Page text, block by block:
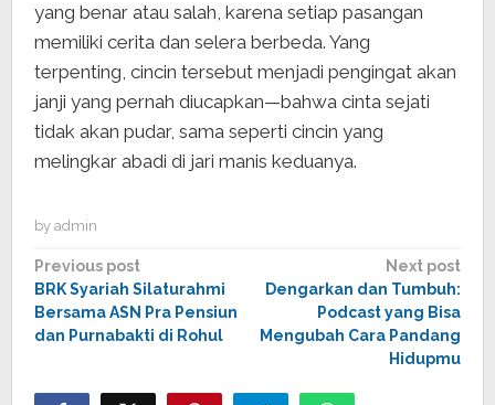
yang benar atau salah, karena setiap pasangan
memiliki cerita dan selera berbeda. Yang
terpenting, cincin tersebut menjadi pengingat akan
janji yang pernah diucapkan—bahwa cinta sejati
tidak akan pudar, sama seperti cincin yang
melingkar abadi di jari manis keduanya.
by admin
Post
navigation
Previous post
BRK Syariah Silaturahmi
Bersama ASN Pra Pensiun
dan Purnabakti di Rohul
Next post
Dengarkan dan Tumbuh:
Podcast yang Bisa
Mengubah Cara Pandang
Hidupmu